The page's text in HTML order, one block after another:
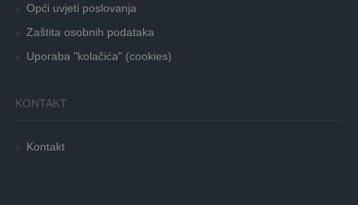
Opći uvjeti poslovanja
Zaštita osobnih podataka
Uporaba "kolačića" (cookies)
KONTAKT
Kontakt